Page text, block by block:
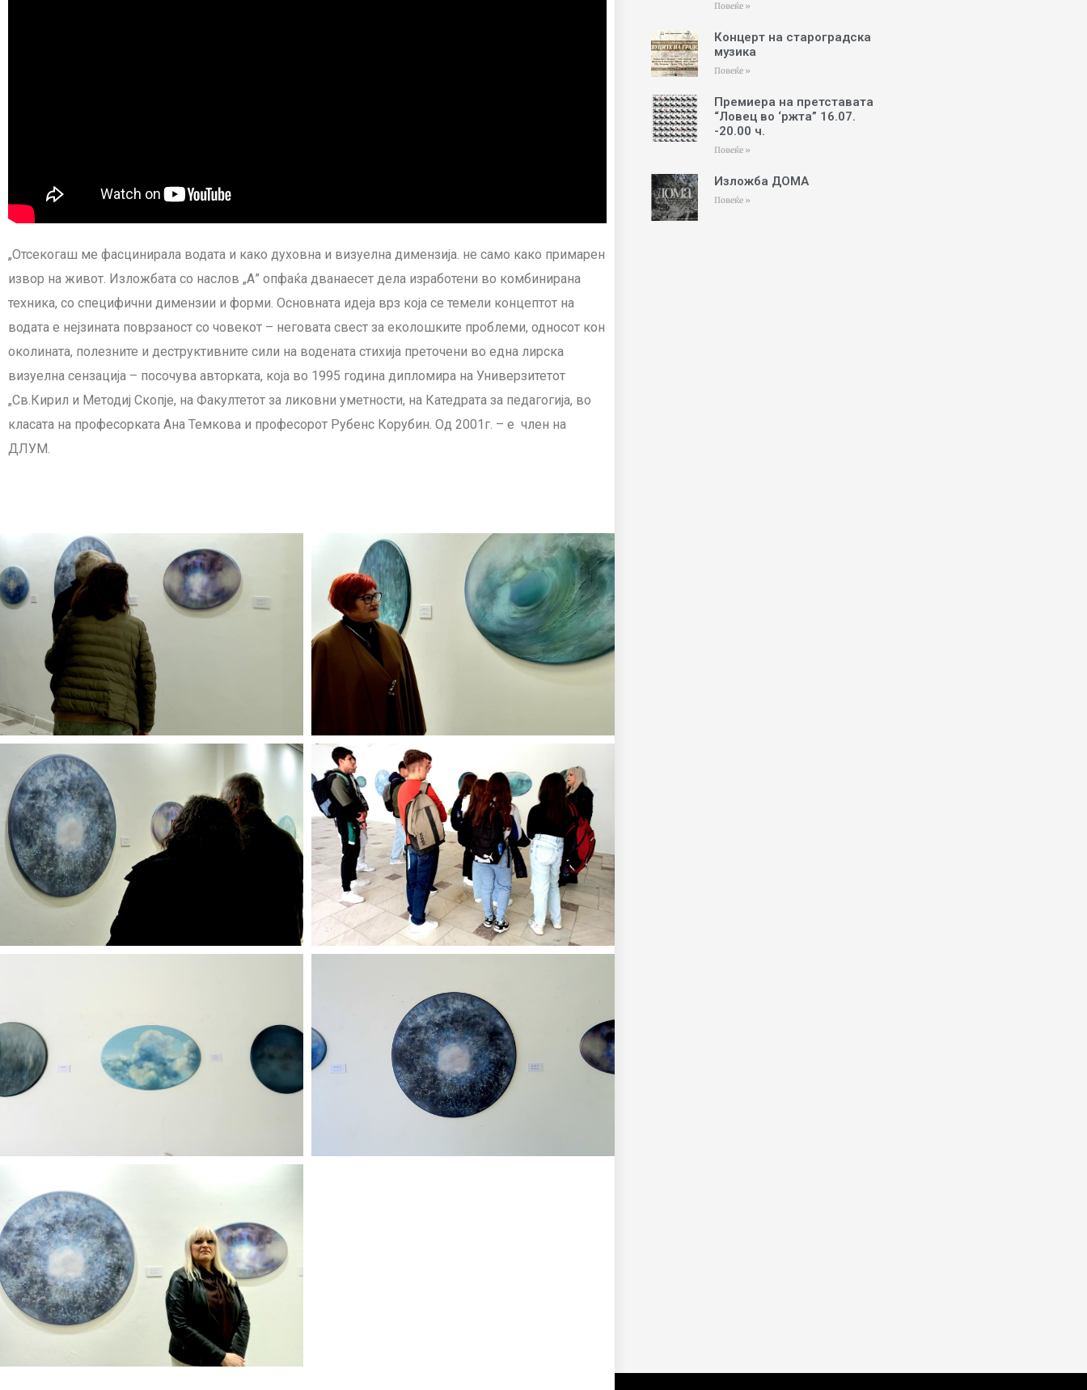
„Отсекогаш ме фасцинирала водата и како духовна и визуелна димензија. не само како примарен
извор на живот. Изложбата со наслов „А” опфаќа дванаесет дела изработени во комбинирана
техника, со специфични димензии и форми. Основната идеја врз која се темели концептот на
водата е нејзината поврзаност со човекот – неговата свест за еколошките проблеми, односот кон
околината, полезните и деструктивните сили на водената стихија преточени во една лирска
визуелна сензација – посочува авторката, која во 1995 година дипломира на Универзитетот
„Св.Кирил и Методиј Скопје, на Факултетот за ликовни уметности, на Катедрата за педагогија, во
класата на професорката Ана Темкова и професорот Рубенс Корубин. Од 2001г. – е член на
ДЛУМ.
Повеќе »
Концерт на староградска
музика
Повеќе »
Премиера на претставата
“Ловец во ‘ржта” 16.07.
-20.00 ч.
Повеќе »
Изложба ДОМА
Повеќе »